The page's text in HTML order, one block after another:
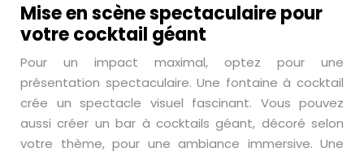
Mise en scène spectaculaire pour
votre cocktail géant
Pour un impact maximal, optez pour une
présentation spectaculaire. Une fontaine à cocktail
crée un spectacle visuel fascinant. Vous pouvez
aussi créer un bar à cocktails géant, décoré selon
votre thème, pour une ambiance immersive. Une